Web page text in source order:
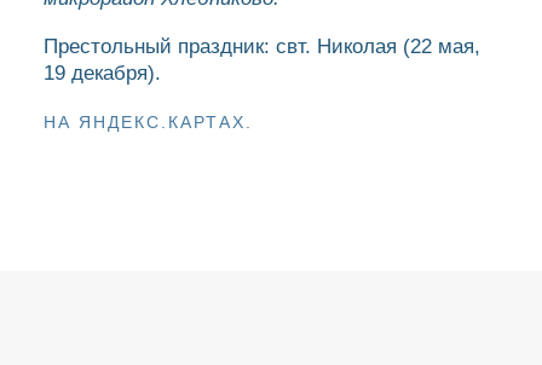
Престольный праздник: свт. Николая (22 мая,
19 декабря).
НА ЯНДЕКС.КАРТАХ.